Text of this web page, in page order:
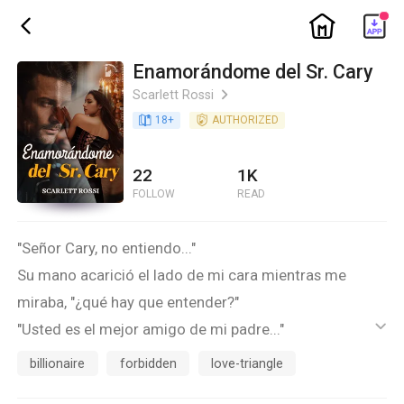
ic_back ic_home
Enamorándome del Sr. Cary
Scarlett Rossi ic_arrow_right
book_age 18+ detail_authorized AUTHORIZED
22
FOLLOW
1K
READ
"Señor Cary, no entiendo..."
Su mano acarició el lado de mi cara mientras me
miraba, "¿qué hay que entender?"
"Usted es el mejor amigo de mi padre..."
******
ic_default
billionaire forbidden love-triangle